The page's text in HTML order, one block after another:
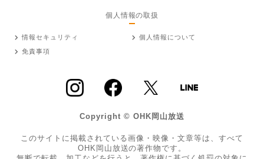
個人情報の取扱
情報セキュリティ
個人情報について
免責事項
Copyright © OHK岡山放送
このサイトに掲載されている画像・映像・文章等は、すべて
OHK岡山放送の著作物です。